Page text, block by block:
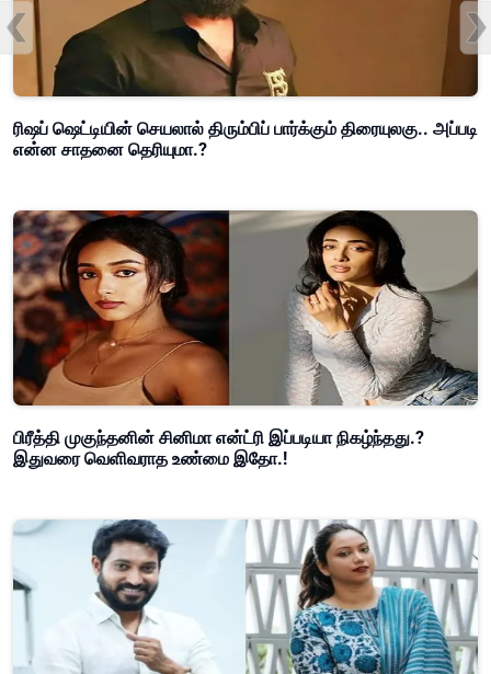
ரிஷப் ஷெட்டியின் செயலால் திரும்பிப் பார்க்கும் திரையுலகு.. அப்படி
என்ன சாதனை தெரியுமா.?
பிரீத்தி முகுந்தனின் சினிமா என்ட்ரி இப்படியா நிகழ்ந்தது.?
இதுவரை வெளிவராத உண்மை இதோ.!